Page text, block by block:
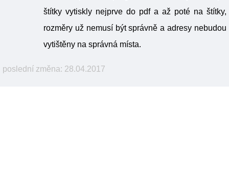
štítky vytiskly nejprve do pdf a až poté na štítky,
rozměry už nemusí být správně a adresy nebudou
vytištěny na správná místa.
poslední změna: 28.04.2017